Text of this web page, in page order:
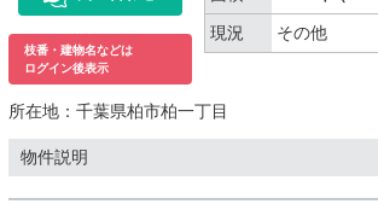
枝番・建物名などは
ログイン後表示
現況 その他
所在地： 千葉県柏市柏一丁目
物件説明